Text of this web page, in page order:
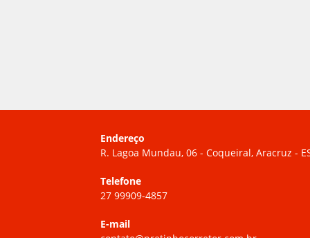
Endereço
R. Lagoa Mundau, 06 - Coqueiral, Aracruz -
Telefone
27 99909-4857
E-mail